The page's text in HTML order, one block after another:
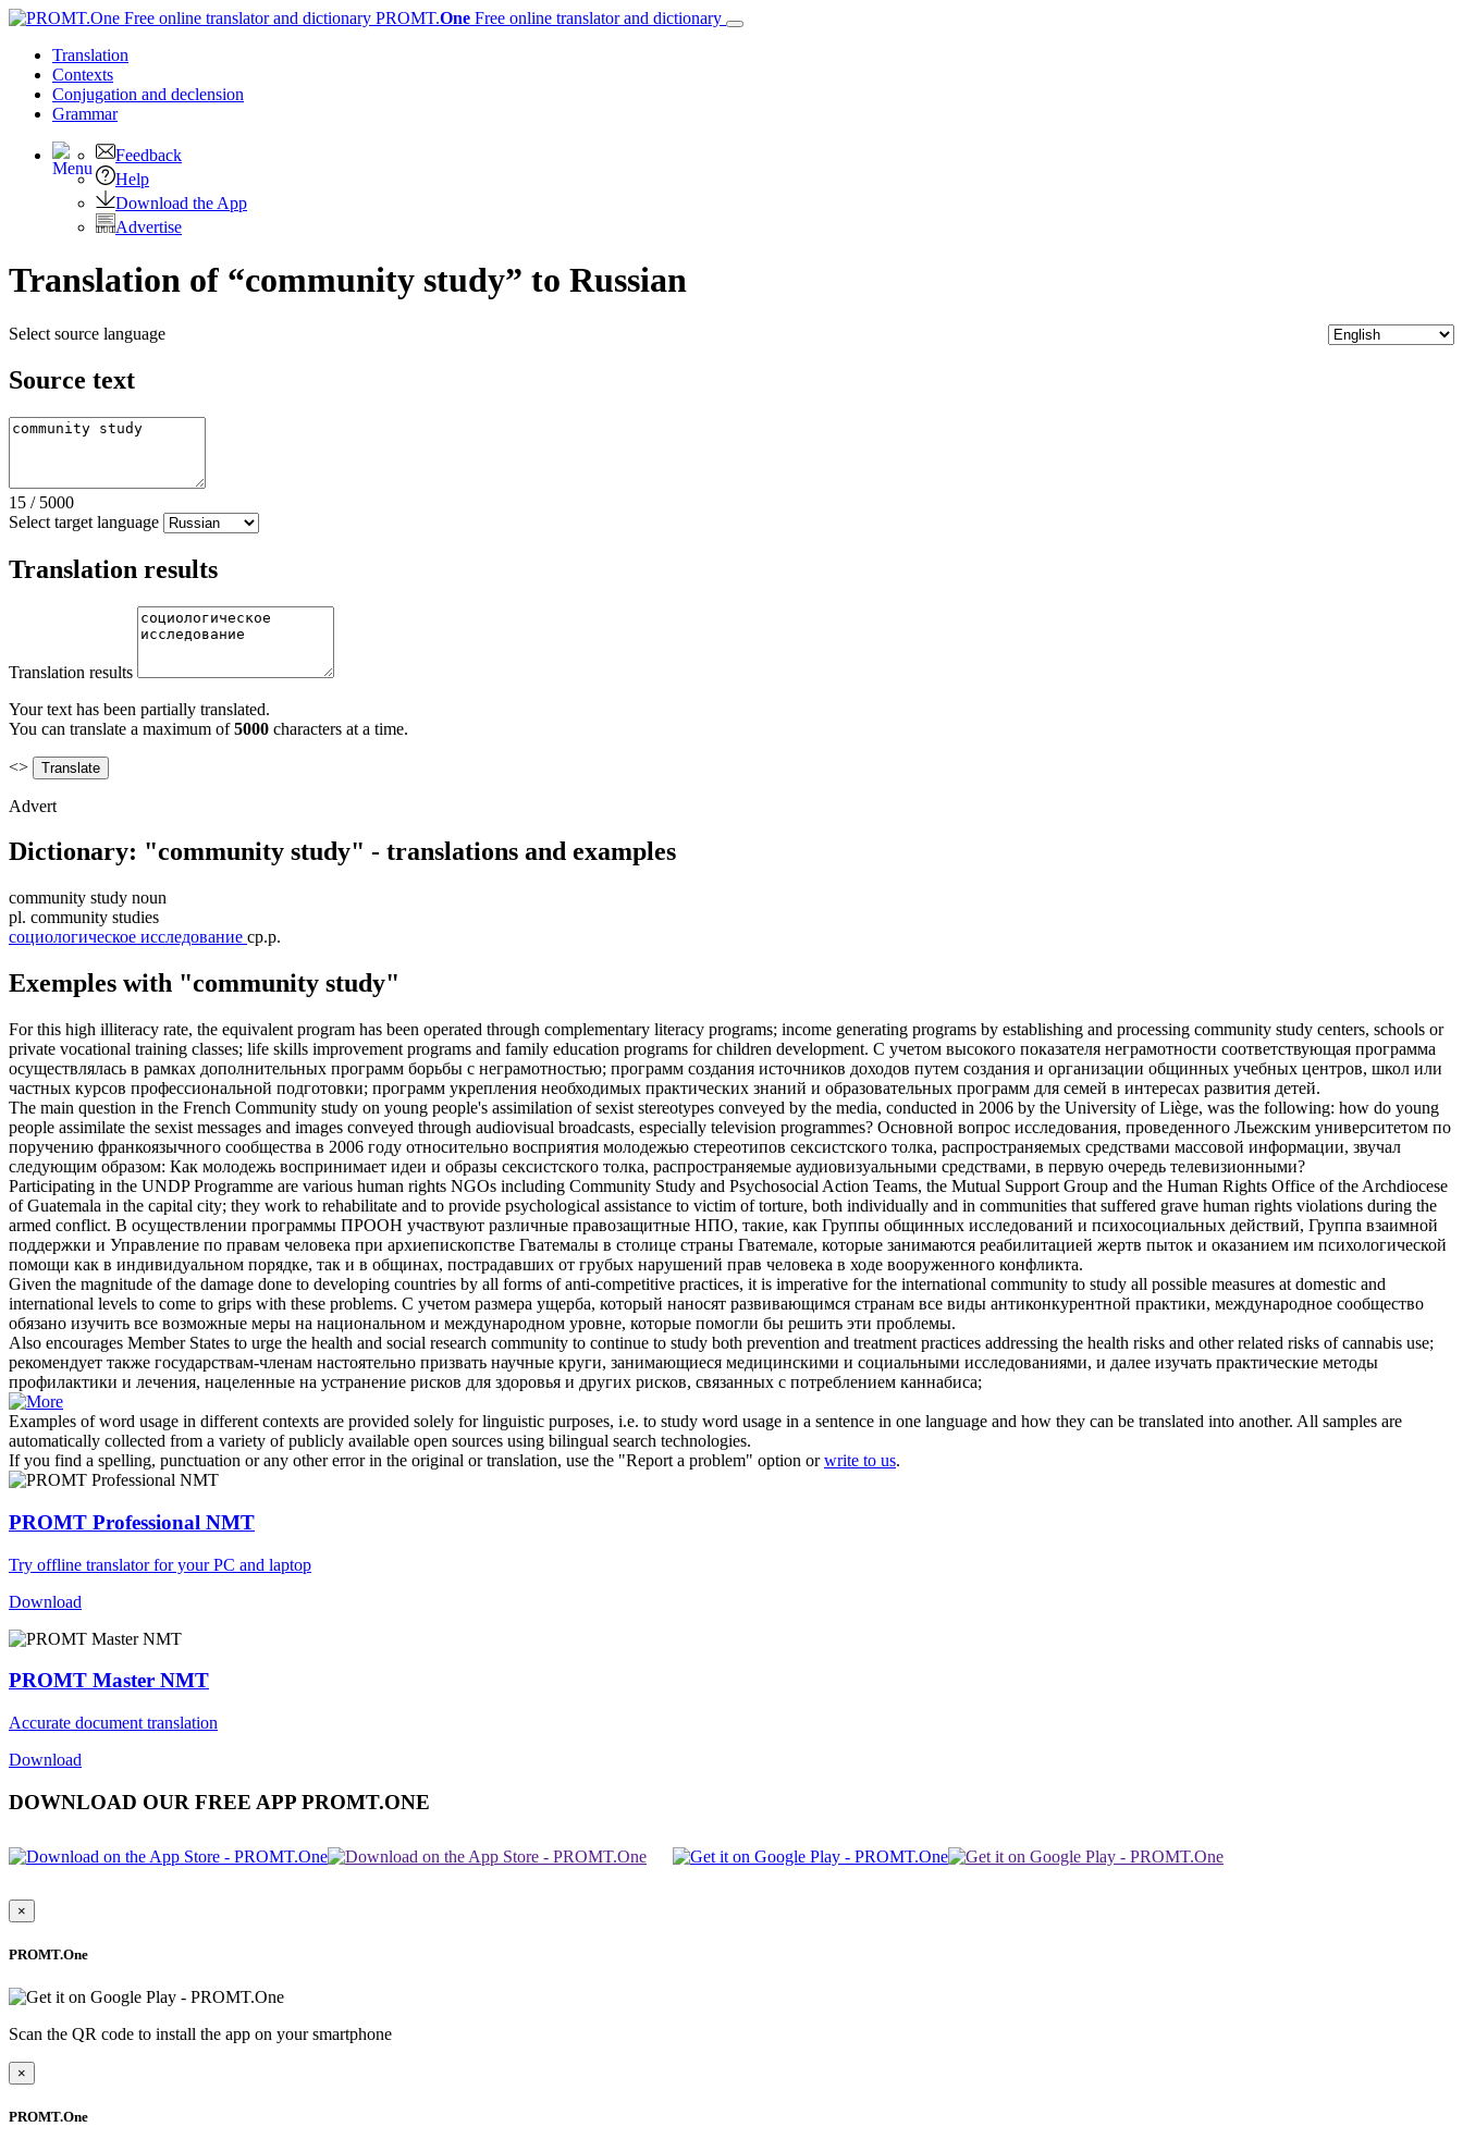
PROMT.One Free online translator and dictionary
Translation
Contexts
Conjugation and declension
Grammar
Feedback
Help
Download the App
Advertise
Translation of “community study” to Russian
Select source language
Source text
15 / 5000
Select target language
Translation results
Translation results
Your text has been partially translated.
You can translate a maximum of5000 characters at a time.
<>
Advert
Dictionary: "community study" - translations and examples
community study noun
pl. community studies
социологическое исследование ср.р.
Exemples with "community study"
For this high illiteracy rate, the equivalent program has been operated through complementary literacy programs; income generating programs by establishing and processing community study centers, schools or
private vocational training classes; life skills improvement programs and family education programs for children development. С учетом высокого показателя неграмотности соответствующая программа
осуществлялась в рамках дополнительных программ борьбы с неграмотностью; программ создания источников доходов путем создания и организации общинных учебных центров, школ или
частных курсов профессиональной подготовки; программ укрепления необходимых практических знаний и образовательных программ для семей в интересах развития детей.
The main question in the French Community study on young people's assimilation of sexist stereotypes conveyed by the media, conducted in 2006 by the University of Liège, was the following: how do young
people assimilate the sexist messages and images conveyed through audiovisual broadcasts, especially television programmes? Основной вопрос исследования, проведенного Льежским университетом по
поручению франкоязычного сообщества в 2006 году относительно восприятия молодежью стереотипов сексистского толка, распространяемых средствами массовой информации, звучал
следующим образом: Как молодежь воспринимает идеи и образы сексистского толка, распространяемые аудиовизуальными средствами, в первую очередь телевизионными?
Participating in the UNDP Programme are various human rights NGOs including Community Study and Psychosocial Action Teams, the Mutual Support Group and the Human Rights Office of the Archdiocese
of Guatemala in the capital city; they work to rehabilitate and to provide psychological assistance to victim of torture, both individually and in communities that suffered grave human rights violations during the
armed conflict. В осуществлении программы ПРООН участвуют различные правозащитные НПО, такие, как Группы общинных исследований и психосоциальных действий, Группа взаимной
поддержки и Управление по правам человека при архиепископстве Гватемалы в столице страны Гватемале, которые занимаются реабилитацией жертв пыток и оказанием им психологической
помощи как в индивидуальном порядке, так и в общинах, пострадавших от грубых нарушений прав человека в ходе вооруженного конфликта.
Given the magnitude of the damage done to developing countries by all forms of anti-competitive practices, it is imperative for the international community to study all possible measures at domestic and
international levels to come to grips with these problems. С учетом размера ущерба, который наносят развивающимся странам все виды антиконкурентной практики, международное сообщество
обязано изучить все возможные меры на национальном и международном уровне, которые помогли бы решить эти проблемы.
Also encourages Member States to urge the health and social research community to continue to study both prevention and treatment practices addressing the health risks and other related risks of cannabis use;
рекомендует также государствам-членам настоятельно призвать научные круги, занимающиеся медицинскими и социальными исследованиями, и далее изучать практические методы
профилактики и лечения, нацеленные на устранение рисков для здоровья и других рисков, связанных с потреблением каннабиса;
Examples of word usage in different contexts are provided solely for linguistic purposes, i.e. to study word usage in a sentence in one language and how they can be translated into another. All samples are
automatically collected from a variety of publicly available open sources using bilingual search technologies.
If you find a spelling, punctuation or any other error in the original or translation, use the "Report a problem" option orwrite to us.
PROMT Professional NMT
Try offline translator for your PC and laptop
Download
PROMT Master NMT
Accurate document translation
Download
DOWNLOAD OUR FREE APP PROMT.ONE
×
PROMT.One
Scan the QR code to install the app on your smartphone
×
PROMT.One